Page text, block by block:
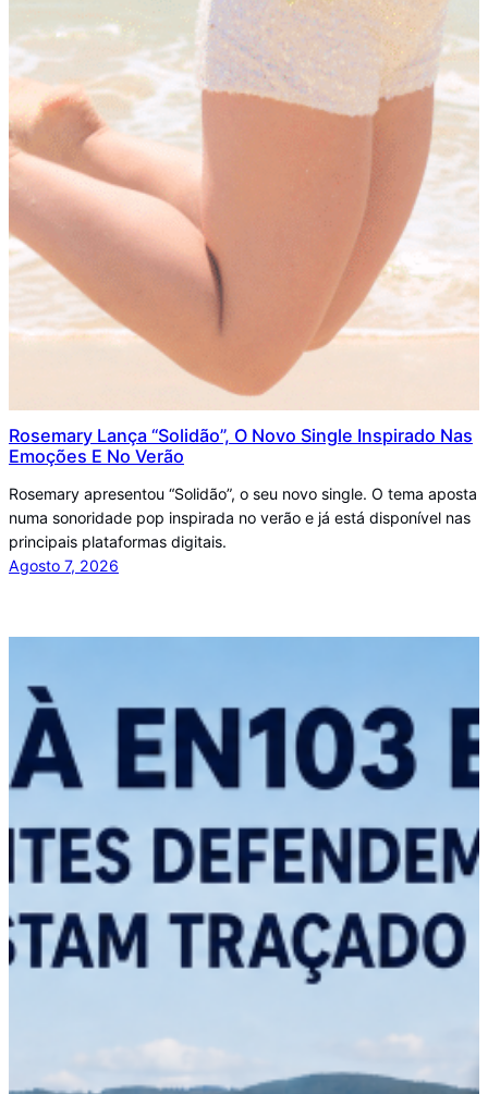
Rosemary Lança “Solidão”, O Novo Single Inspirado Nas
Emoções E No Verão
Rosemary apresentou “Solidão”, o seu novo single. O tema aposta
numa sonoridade pop inspirada no verão e já está disponível nas
principais plataformas digitais.
Agosto 7, 2026